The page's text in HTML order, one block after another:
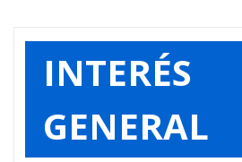
INTERÉS
GENERAL